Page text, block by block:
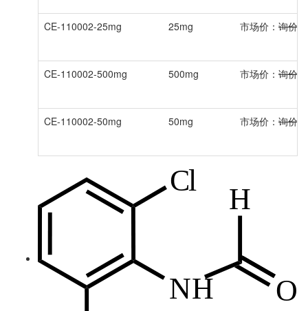
CE-110002-25mg 25mg 市场价： 询价
CE-110002-500mg 500mg 市场价： 询价
CE-110002-50mg 50mg 市场价： 询价